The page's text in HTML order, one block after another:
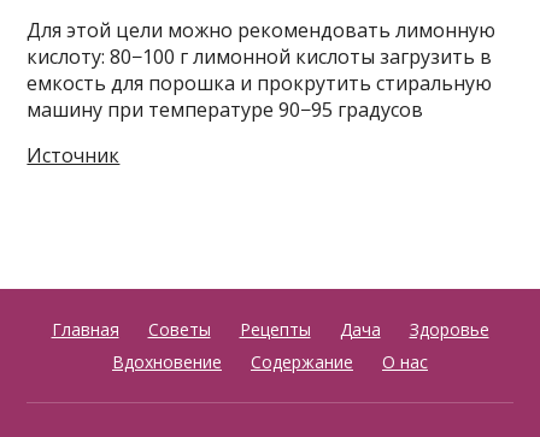
Для этой цели можно рекомендовать лимонную
кислоту: 80−100 г лимонной кислоты загрузить в
емкость для порошка и прокрутить стиральную
машину при температуре 90−95 градусов
Источник
Главная Советы Рецепты Дача
Здоровье
Вдохновение
Содержание О нас